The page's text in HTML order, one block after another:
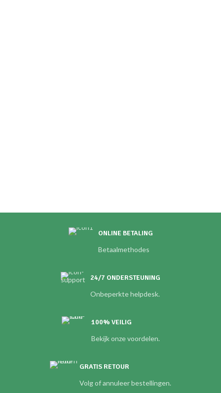
ONLINE BETALING
Betaalmethodes
24/7 ONDERSTEUNING
Onbeperkte helpdesk.
100% VEILIG
Bekijk onze voordelen.
GRATIS RETOUR
Volg of annuleer bestellingen.